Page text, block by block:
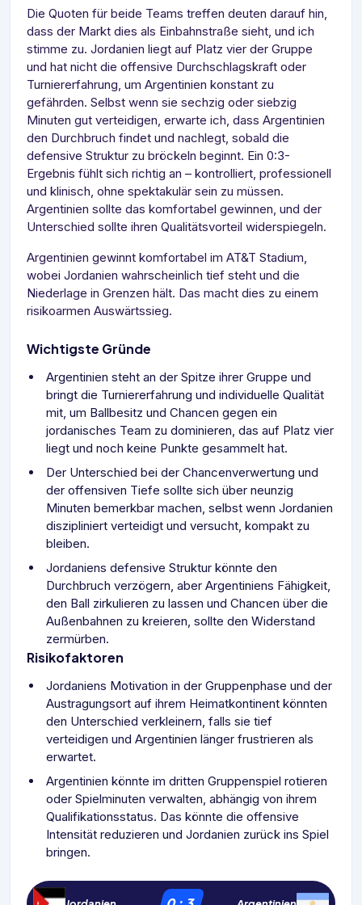
Die Quoten für beide Teams treffen deuten darauf hin,
dass der Markt dies als Einbahnstraße sieht, und ich
stimme zu. Jordanien liegt auf Platz vier der Gruppe
und hat nicht die offensive Durchschlagskraft oder
Turniererfahrung, um Argentinien konstant zu
gefährden. Selbst wenn sie sechzig oder siebzig
Minuten gut verteidigen, erwarte ich, dass Argentinien
den Durchbruch findet und nachlegt, sobald die
defensive Struktur zu bröckeln beginnt. Ein 0:3-
Ergebnis fühlt sich richtig an – kontrolliert, professionell
und klinisch, ohne spektakulär sein zu müssen.
Argentinien sollte das komfortabel gewinnen, und der
Unterschied sollte ihren Qualitätsvorteil widerspiegeln.
Argentinien gewinnt komfortabel im AT&T Stadium,
wobei Jordanien wahrscheinlich tief steht und die
Niederlage in Grenzen hält. Das macht dies zu einem
risikoarmen Auswärtssieg.
Wichtigste Gründe
Argentinien steht an der Spitze ihrer Gruppe und
bringt die Turniererfahrung und individuelle Qualität
mit, um Ballbesitz und Chancen gegen ein
jordanisches Team zu dominieren, das auf Platz vier
liegt und noch keine Punkte gesammelt hat.
Der Unterschied bei der Chancenverwertung und
der offensiven Tiefe sollte sich über neunzig
Minuten bemerkbar machen, selbst wenn Jordanien
diszipliniert verteidigt und versucht, kompakt zu
bleiben.
Jordaniens defensive Struktur könnte den
Durchbruch verzögern, aber Argentiniens Fähigkeit,
den Ball zirkulieren zu lassen und Chancen über die
Außenbahnen zu kreieren, sollte den Widerstand
zermürben.
Risikofaktoren
Jordaniens Motivation in der Gruppenphase und der
Austragungsort auf ihrem Heimatkontinent könnten
den Unterschied verkleinern, falls sie tief
verteidigen und Argentinien länger frustrieren als
erwartet.
Argentinien könnte im dritten Gruppenspiel rotieren
oder Spielminuten verwalten, abhängig von ihrem
Qualifikationsstatus. Das könnte die offensive
Intensität reduzieren und Jordanien zurück ins Spiel
bringen.